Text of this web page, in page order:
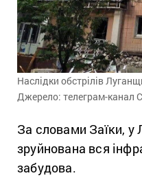
Наслідки обстрілів
Джерело: телеграм-канал
За словами Заїки, у
зруйнована вся
забудова.